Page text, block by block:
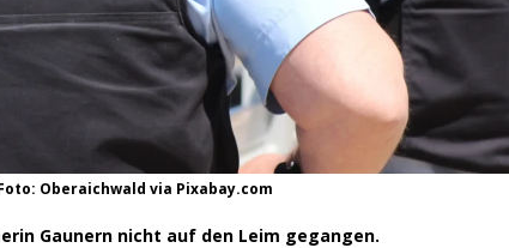
Oberaichwald via Pixabay.com
Gaunern nicht auf den Leim gegangen.